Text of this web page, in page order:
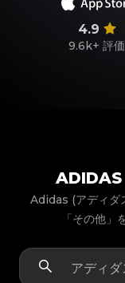
4.9
9.6k+ 評価
ADIDAS
Adidas (アディダ
「その他」